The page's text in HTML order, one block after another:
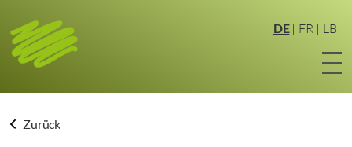
DE FR LB
Zurück